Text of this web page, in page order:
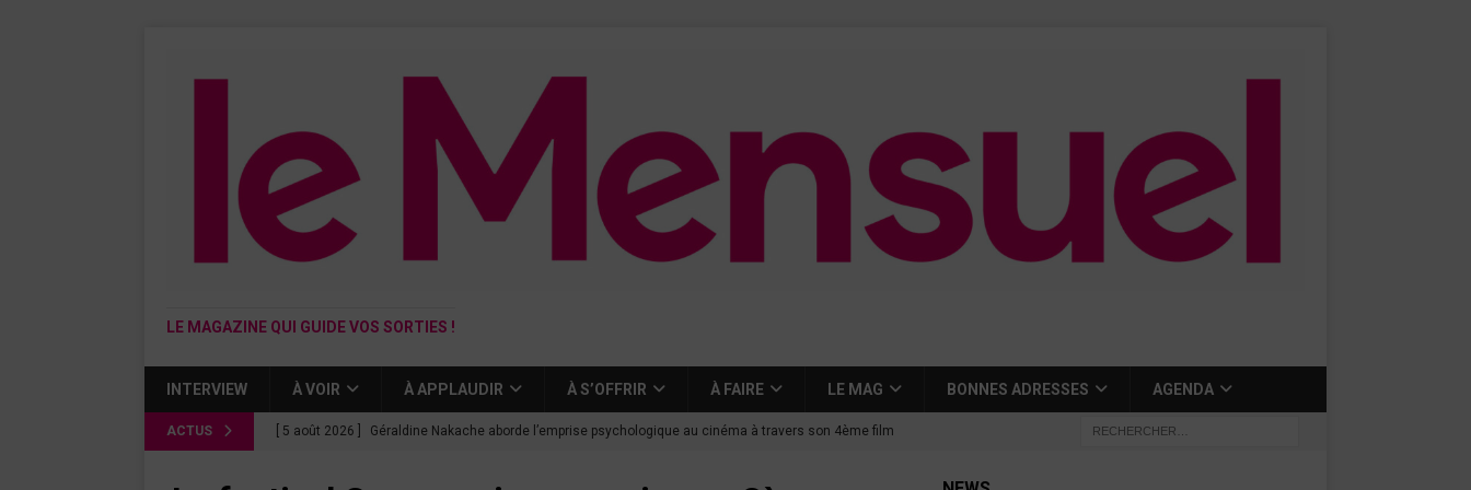
LE MAGAZINE QUI GUIDE VOS SORTIES !
INTERVIEW À VOIR À APPLAUDIR À S’OFFRIR À FAIRE LE MAG BONNES ADRESSES AGENDA
ACTUS [ 5 août 2026 ] Géraldine Nakache aborde l’emprise psychologique au cinéma à travers son 4ème film